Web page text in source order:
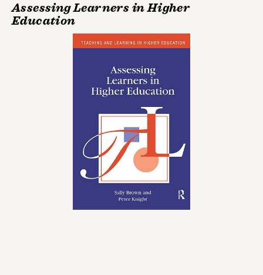
Assessing Learners in Higher
Education